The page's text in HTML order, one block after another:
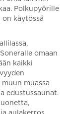
Polkupyörille
käytössä
omaan
kaikki
muassa
edustussaunat.